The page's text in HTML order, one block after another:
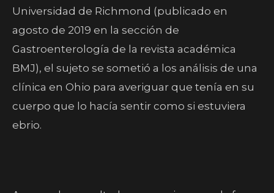
Universidad de Richmond (publicado en
agosto de 2019 en la sección de
Gastroenterología de la revista académica
BMJ), el sujeto se sometió a los análisis de una
clínica en Ohio para averiguar que tenía en su
cuerpo que lo hacía sentir como si estuviera
ebrio.